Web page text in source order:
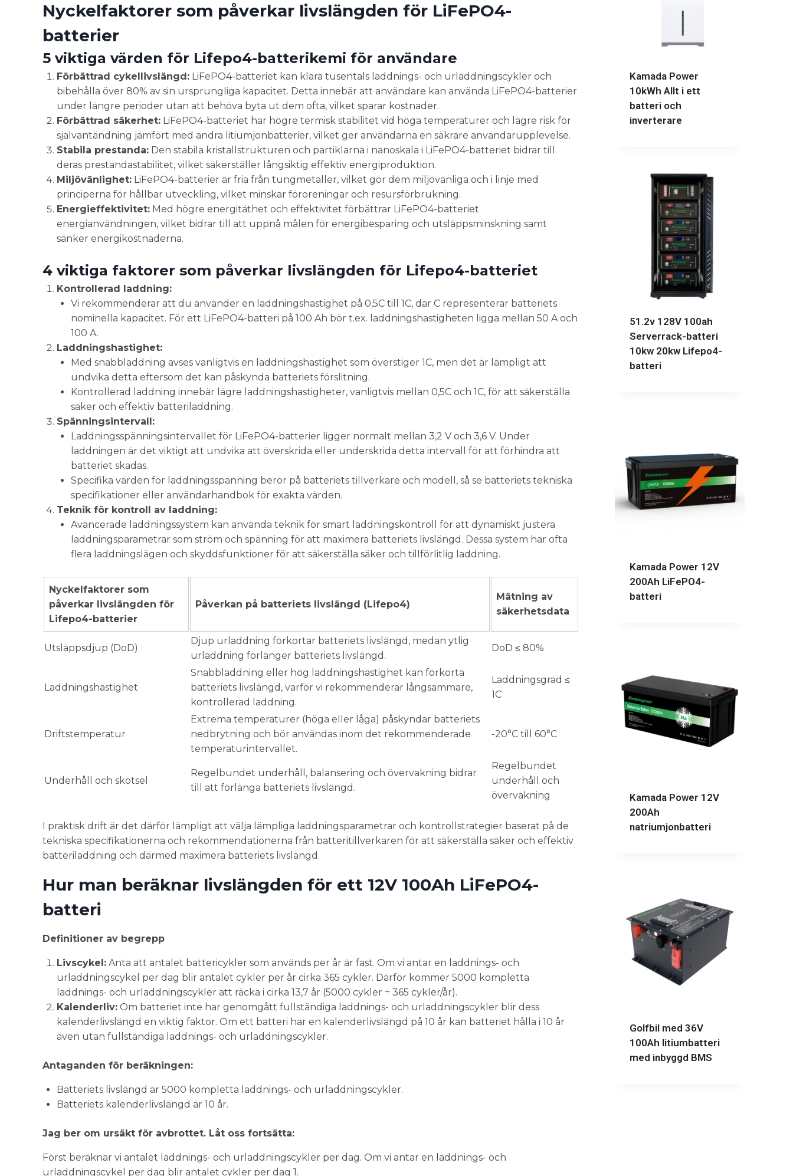
Nyckelfaktorer som påverkar livslängden för LiFePO4-
batterier
5 viktiga värden för Lifepo4-batterikemi för användare
Förbättrad cykellivslängd: LiFePO4-batteriet kan klara tusentals laddnings- och urladdningscykler och
bibehålla över 80% av sin ursprungliga kapacitet. Detta innebär att användare kan använda LiFePO4-batterier
under längre perioder utan att behöva byta ut dem ofta, vilket sparar kostnader.
Förbättrad säkerhet: LiFePO4-batteriet har högre termisk stabilitet vid höga temperaturer och lägre risk för
självantändning jämfört med andra litiumjonbatterier, vilket ger användarna en säkrare användarupplevelse.
Stabila prestanda: Den stabila kristallstrukturen och partiklarna i nanoskala i LiFePO4-batteriet bidrar till
deras prestandastabilitet, vilket säkerställer långsiktig effektiv energiproduktion.
Miljövänlighet: LiFePO4-batterier är fria från tungmetaller, vilket gör dem miljövänliga och i linje med
principerna för hållbar utveckling, vilket minskar föroreningar och resursförbrukning.
Energieffektivitet: Med högre energitäthet och effektivitet förbättrar LiFePO4-batteriet
energianvändningen, vilket bidrar till att uppnå målen för energibesparing och utsläppsminskning samt
sänker energikostnaderna.
4 viktiga faktorer som påverkar livslängden för Lifepo4-batteriet
Kontrollerad laddning:
Vi rekommenderar att du använder en laddningshastighet på 0,5C till 1C, där C representerar batteriets
nominella kapacitet. För ett LiFePO4-batteri på 100 Ah bör t.ex. laddningshastigheten ligga mellan 50 A och
100 A.
Laddningshastighet:
Med snabbladdning avses vanligtvis en laddningshastighet som överstiger 1C, men det är lämpligt att
undvika detta eftersom det kan påskynda batteriets förslitning.
Kontrollerad laddning innebär lägre laddningshastigheter, vanligtvis mellan 0,5C och 1C, för att säkerställa
säker och effektiv batteriladdning.
Spänningsintervall:
Laddningsspänningsintervallet för LiFePO4-batterier ligger normalt mellan 3,2 V och 3,6 V. Under
laddningen är det viktigt att undvika att överskrida eller underskrida detta intervall för att förhindra att
batteriet skadas.
Specifika värden för laddningsspänning beror på batteriets tillverkare och modell, så se batteriets tekniska
specifikationer eller användarhandbok för exakta värden.
Teknik för kontroll av laddning:
Avancerade laddningssystem kan använda teknik för smart laddningskontroll för att dynamiskt justera
laddningsparametrar som ström och spänning för att maximera batteriets livslängd. Dessa system har ofta
flera laddningslägen och skyddsfunktioner för att säkerställa säker och tillförlitlig laddning.
Nyckelfaktorer som
påverkar livslängden för
Lifepo4-batterier
Påverkan på batteriets livslängd (Lifepo4)
Mätning av
säkerhetsdata
Utsläppsdjup (DoD)
Djup urladdning förkortar batteriets livslängd, medan ytlig
urladdning förlänger batteriets livslängd.
DoD ≤ 80%
Laddningshastighet
Snabbladdning eller hög laddningshastighet kan förkorta
batteriets livslängd, varför vi rekommenderar långsammare,
kontrollerad laddning.
Laddningsgrad ≤
1C
Driftstemperatur
Extrema temperaturer (höga eller låga) påskyndar batteriets
nedbrytning och bör användas inom det rekommenderade
temperaturintervallet.
-20°C till 60°C
Underhåll och skötsel
Regelbundet underhåll, balansering och övervakning bidrar
till att förlänga batteriets livslängd.
Regelbundet
underhåll och
övervakning
I praktisk drift är det därför lämpligt att välja lämpliga laddningsparametrar och kontrollstrategier baserat på de
tekniska specifikationerna och rekommendationerna från batteritillverkaren för att säkerställa säker och effektiv
batteriladdning och därmed maximera batteriets livslängd.
Hur man beräknar livslängden för ett 12V 100Ah LiFePO4-
batteri
Definitioner av begrepp
Livscykel: Anta att antalet battericykler som används per år är fast. Om vi antar en laddnings- och
urladdningscykel per dag blir antalet cykler per år cirka 365 cykler. Därför kommer 5000 kompletta
laddnings- och urladdningscykler att räcka i cirka 13,7 år (5000 cykler ÷ 365 cykler/år).
Kalenderliv: Om batteriet inte har genomgått fullständiga laddnings- och urladdningscykler blir dess
kalenderlivslängd en viktig faktor. Om ett batteri har en kalenderlivslängd på 10 år kan batteriet hålla i 10 år
även utan fullständiga laddnings- och urladdningscykler.
Antaganden för beräkningen:
Batteriets livslängd är 5000 kompletta laddnings- och urladdningscykler.
Batteriets kalenderlivslängd är 10 år.
Jag ber om ursäkt för avbrottet. Låt oss fortsätta:
Först beräknar vi antalet laddnings- och urladdningscykler per dag. Om vi antar en laddnings- och
urladdningscykel per dag blir antalet cykler per dag 1.
Kamada Power
10kWh Allt i ett
batteri och
inverterare
51.2v 128V 100ah
Serverrack-batteri
10kw 20kw Lifepo4-
batteri
Kamada Power 12V
200Ah LiFePO4-
batteri
Kamada Power 12V
200Ah
natriumjonbatteri
Golfbil med 36V
100Ah litiumbatteri
med inbyggd BMS